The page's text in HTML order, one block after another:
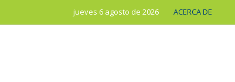
jueves 6 agosto de 2026 ACERCA DE